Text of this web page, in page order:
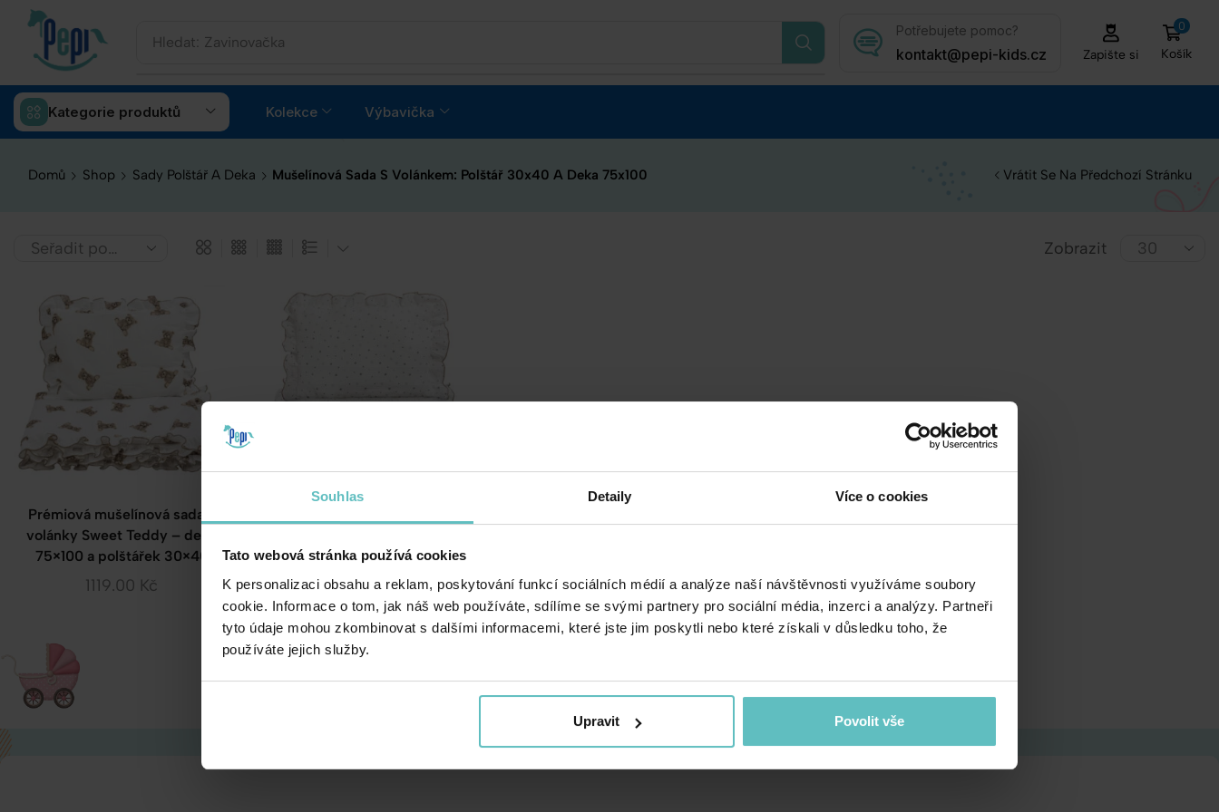
Souhlas Detaily Více o cookies
Tato webová stránka používá cookies
K personalizaci obsahu a reklam, poskytování funkcí sociálních médií a analýze naší návštěvnosti využíváme soubory
cookie. Informace o tom, jak náš web používáte, sdílíme se svými partnery pro sociální média, inzerci a analýzy. Partneři
tyto údaje mohou zkombinovat s dalšími informacemi, které jste jim poskytli nebo které získali v důsledku toho, že
používáte jejich služby.
Upravit Povolit vše
Hledat: Zavinovačka
Potřebujete pomoc?
kontakt@pepi-kids.cz Zapište si
0
Košík
Kategorie produktů Kolekce Výbavička
Domů Shop Sady Polštář A Deka Mušelínová Sada S Volánkem: Polštář 30x40 A Deka 75x100 Vrátit Se Na Předchozí Stránku
Zobrazit
Prémiová mušelínová sada s
volánky Sweet Teddy – deka
75×100 a polštářek 30×40
1119.00 Kč
75×100 a polštářek 30×40
1119.00 Kč